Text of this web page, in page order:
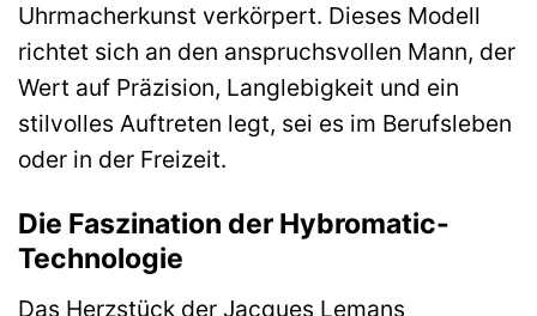
Uhrmacherkunst verkörpert. Dieses Modell
richtet sich an den anspruchsvollen Mann, der
Wert auf Präzision, Langlebigkeit und ein
stilvolles Auftreten legt, sei es im Berufsleben
oder in der Freizeit.
Die Faszination der Hybromatic-
Technologie
Das Herzstück der Jacques Lemans